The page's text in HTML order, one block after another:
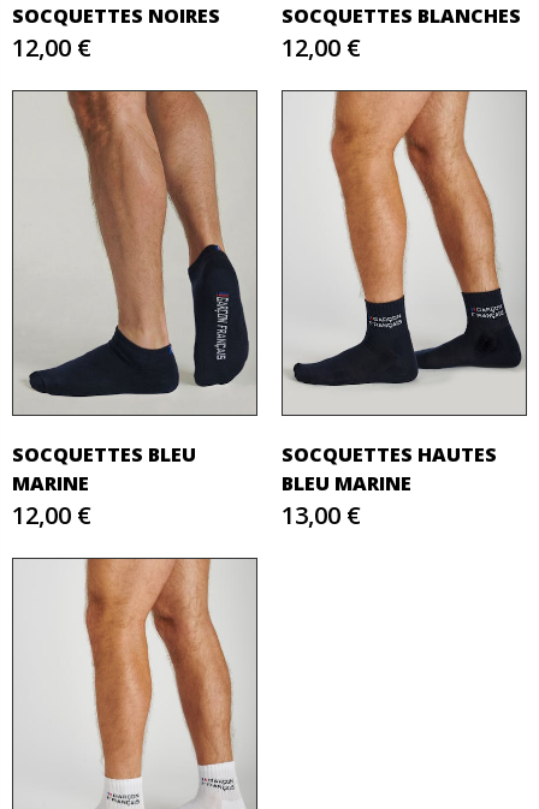
SOCQUETTES NOIRES
12,00 €
SOCQUETTES BLANCHES
12,00 €
SOCQUETTES BLEU
MARINE
12,00 €
SOCQUETTES HAUTES
BLEU MARINE
13,00 €